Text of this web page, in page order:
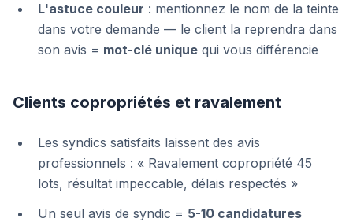
L'astuce couleur : mentionnez le nom de la teinte
dans votre demande — le client la reprendra dans
son avis = mot-clé unique qui vous différencie
Clients copropriétés et ravalement
Les syndics satisfaits laissent des avis
professionnels : « Ravalement copropriété 45
lots, résultat impeccable, délais respectés »
Un seul avis de syndic = 5-10 candidatures